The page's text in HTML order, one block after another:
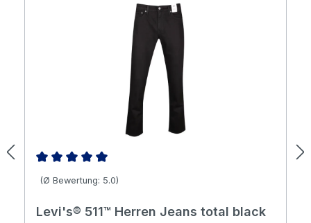
Durchschnittliche Bewertung von 5 von 5 Sternen
(Ø Bewertung: 5.0)
Levi's® 511™ Herren Jeans total black